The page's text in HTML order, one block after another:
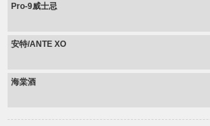
Pro-9威士忌
安特/ANTE XO
海棠酒